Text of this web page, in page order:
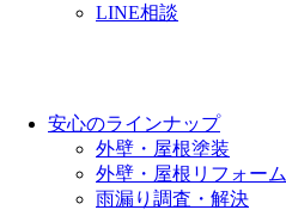
LINE相談
安心のラインナップ
外壁・屋根塗装
外壁・屋根リフォーム
雨漏り調査・解決